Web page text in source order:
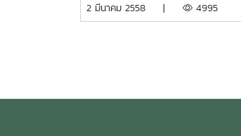
Wichittra Daengprok Maejo
Equilibrium Analysis between
area: Chiangrai
เหนือของประเทศไทย. มนตรี สิงหะ
Biofuel in the Northern of
Maejo University. 2015. 2. ระบบ
2 มีนาคม 2558 | 4995